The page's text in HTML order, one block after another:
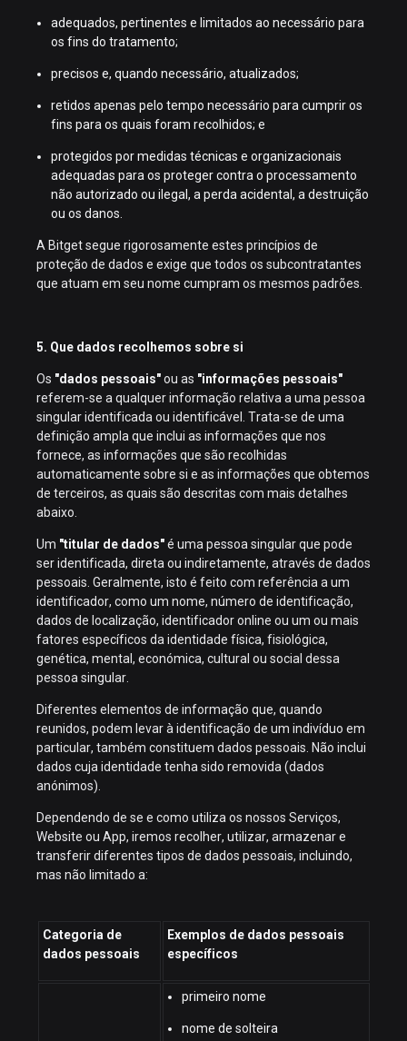
adequados, pertinentes e limitados ao necessário para
os fins do tratamento;
precisos e, quando necessário, atualizados;
retidos apenas pelo tempo necessário para cumprir os
fins para os quais foram recolhidos; e
protegidos por medidas técnicas e organizacionais
adequadas para os proteger contra o processamento
não autorizado ou ilegal, a perda acidental, a destruição
ou os danos.
A Bitget segue rigorosamente estes princípios de
proteção de dados e exige que todos os subcontratantes
que atuam em seu nome cumpram os mesmos padrões.
5. Que dados recolhemos sobre si
Os "dados pessoais"ou as "informações pessoais"
referem-se a qualquer informação relativa a uma pessoa
singular identificada ou identificável. Trata-se de uma
definição ampla que inclui as informações que nos
fornece, as informações que são recolhidas
automaticamente sobre si e as informações que obtemos
de terceiros, as quais são descritas com mais detalhes
abaixo.
Um "titular de dados"é uma pessoa singular que pode
ser identificada, direta ou indiretamente, através de dados
pessoais. Geralmente, isto é feito com referência a um
identificador, como um nome, número de identificação,
dados de localização, identificador online ou um ou mais
fatores específicos da identidade física, fisiológica,
genética, mental, económica, cultural ou social dessa
pessoa singular.
Diferentes elementos de informação que, quando
reunidos, podem levar à identificação de um indivíduo em
particular, também constituem dados pessoais. Não inclui
dados cuja identidade tenha sido removida (dados
anónimos).
Dependendo de se e como utiliza os nossos Serviços,
Website ou App, iremos recolher, utilizar, armazenar e
transferir diferentes tipos de dados pessoais, incluindo,
mas não limitado a:
Categoria de
dados pessoais
Exemplos de dados pessoais
específicos
primeiro nome
nome de solteira